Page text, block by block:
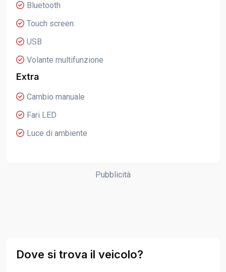
Bluetooth
Touch screen
USB
Volante multifunzione
Extra
Cambio manuale
Fari LED
Luce di ambiente
Pubblicità
Dove si trova il veicolo?